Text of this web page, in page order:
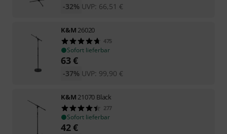
UVP: 66,51 €
-32%
K&M 26020
475
Sofort lieferbar
63€
UVP: 99,90 €
-37%
K&M 21070 Black
277
Sofort lieferbar
42€